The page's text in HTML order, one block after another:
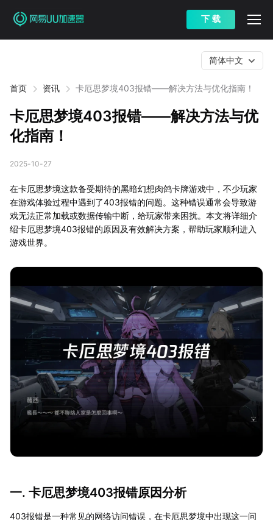
下 载
首页 资讯 卡厄思梦境403报错——解决方法与优化指南！
简体中文
卡厄思梦境403报错——解决方法与优
化指南！
2025-10-27
在卡厄思梦境这款备受期待的黑暗幻想肉鸽卡牌游戏中，不少玩家
在游戏体验过程中遇到了403报错的问题。这种错误通常会导致游
戏无法正常加载或数据传输中断，给玩家带来困扰。本文将详细介
绍卡厄思梦境403报错的原因及有效解决方案，帮助玩家顺利进入
游戏世界。
一. 卡厄思梦境403报错原因分析
403报错是一种常见的网络访问错误，在卡厄思梦境中出现这一问